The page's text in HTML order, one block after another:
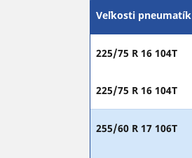
Veľkosti pneumatík
225/75 R 16 104T
225/75 R 16 104T
255/60 R 17 106T